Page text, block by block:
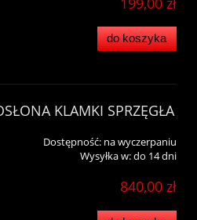
do koszyka
KLAMKI SPRZĘGŁA
Dostępność: na wyczerpaniu
Wysyłka w:do 14 dni
840,00 zł